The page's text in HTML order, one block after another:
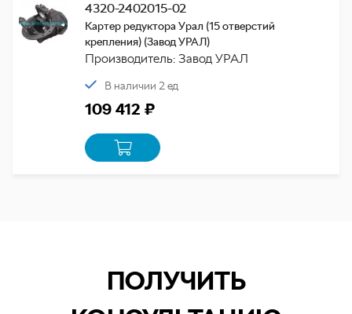
4320-2402015-02
Картер редуктора Урал (15 отверстий
крепления) (Завод УРАЛ)
Производитель: Завод УРАЛ
В наличии 2 ед
109 412 ₽
ПОЛУЧИТЬ